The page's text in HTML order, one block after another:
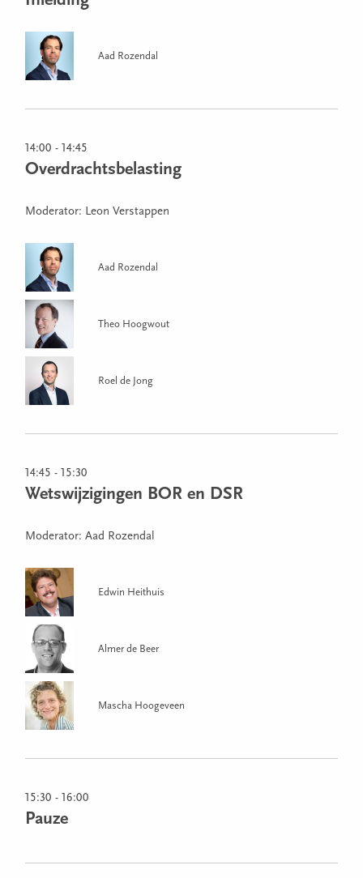
Aad Rozendal
14:00 - 14:45
Overdrachtsbelasting
Moderator: Leon Verstappen
Aad Rozendal
Theo Hoogwout
Roel de Jong
14:45 - 15:30
Wetswijzigingen BOR en DSR
Moderator: Aad Rozendal
Edwin Heithuis
Almer de Beer
Mascha Hoogeveen
15:30 - 16:00
Pauze